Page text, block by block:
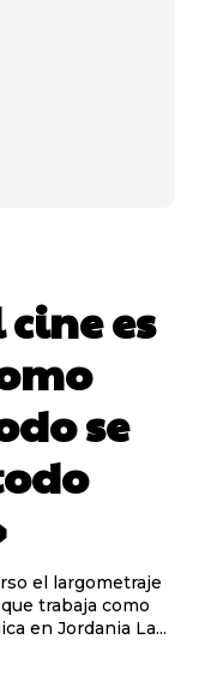
es
se
el largometraje
trabaja como
obrero en una excavación arqueológica en Jordania La...